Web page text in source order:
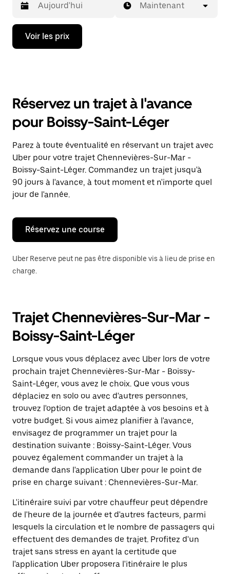
Appuyez
la
ouvrir
calendrier
et
sélectionner
une
date.
Appuyez
sur
la
touche
pour
fermer
calendrier.
Maintenant
Voir les prix
Réservez un trajet à l'avance
pour Boissy-Saint-Léger
Parez à toute éventualité en réservant un trajet avec
Uber pour votre trajet Chennevières-Sur-Mar -
Boissy-Saint-Léger. Commandez un trajet jusqu'à
90 jours à l'avance, à tout moment et n'importe quel
jour de l'année.
Réservez une course
Uber Reserve peut ne pas être disponible vis à lieu de prise en
charge.
Trajet Chennevières-Sur-Mar -
Boissy-Saint-Léger
Lorsque vous vous déplacez avec Uber lors de votre
prochain trajet Chennevières-Sur-Mar - Boissy-
Saint-Léger, vous avez le choix. Que vous vous
déplaciez en solo ou avec d'autres personnes,
trouvez l'option de trajet adaptée à vos besoins et à
votre budget. Si vous aimez planifier à l'avance,
envisagez de programmer un trajet pour la
destination suivante : Boissy-Saint-Léger. Vous
pouvez également commander un trajet à la
demande dans l'application Uber pour le point de
prise en charge suivant : Chennevières-Sur-Mar.
L'itinéraire suivi par votre chauffeur peut dépendre
de l'heure de la journée et d'autres facteurs, parmi
lesquels la circulation et le nombre de passagers qui
effectuent des demandes de trajet. Profitez d'un
trajet sans stress en ayant la certitude que
l'application Uber proposera l'itinéraire le plus